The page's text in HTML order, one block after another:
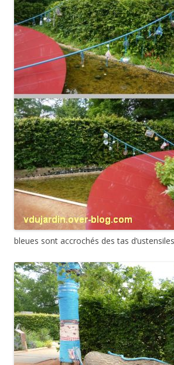
bleues sont accrochés des tas